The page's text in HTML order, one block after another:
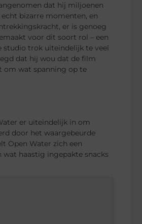
dat hij miljoenen
bizarre momenten, en
er is genoeg
voor dit soort rol – een
studio trok uiteindelijk te veel
dat hij wou dat de film
om wat spanning op te
er uiteindelijk in om
door het waargebeurde
Open Water zich een
haastig ingepakte snacks